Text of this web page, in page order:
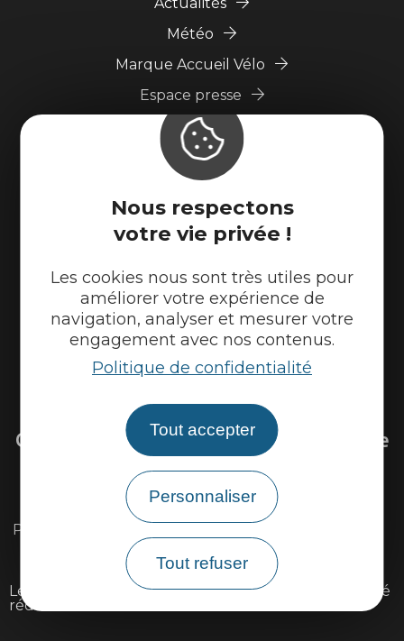
Nous respectons
votre vie privée !
Les cookies nous sont très utiles pour
améliorer votre expérience de
navigation, analyser et mesurer votre
engagement avec nos contenus.
Politique de confidentialité
Tout accepter
Personnaliser
Tout refuser
Météo
Marque Accueil Vélo
Espace presse
Espace pro
Partenaires
Venir sur la Via Ardèche
Questions fréquentes sur la Via Ardèche
Existe il une carte détaillée du parcours ?
Peut-on louer ou réparer son vélo sur l'itinéraire ?
Peut-on faire la Via Ardèche avec des enfants ?
Le parcours est il accessible aux personnes à mobilité
réduite ?